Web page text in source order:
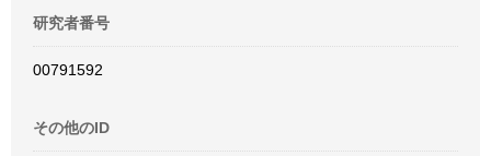
研究者番号
00791592
その他のID